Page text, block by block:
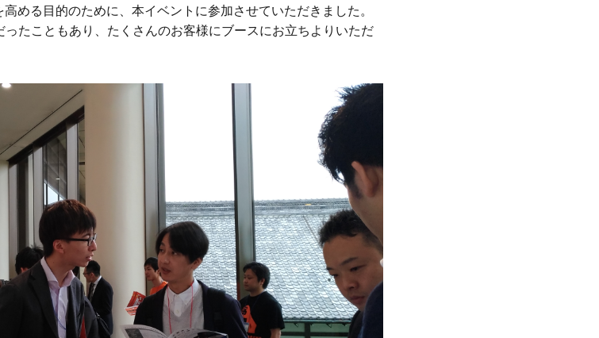
める目的のために、本イベントに参加させていただきました。
たこともあり、たくさんのお客様にブースにお立ちよりいただ